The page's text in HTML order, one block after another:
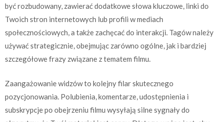
być rozbudowany, zawierać dodatkowe słowa kluczowe, linki do
Twoich stron internetowych lub profili w mediach
społecznościowych, a także zachęcać do interakcji. Tagów należy
używać strategicznie, obejmując zarówno ogólne, jak i bardziej
szczegółowe frazy związane z tematem filmu.
Zaangażowanie widzów to kolejny filar skutecznego
pozycjonowania. Polubienia, komentarze, udostępnienia i
subskrypcje po obejrzeniu filmu wysyłają silne sygnały do